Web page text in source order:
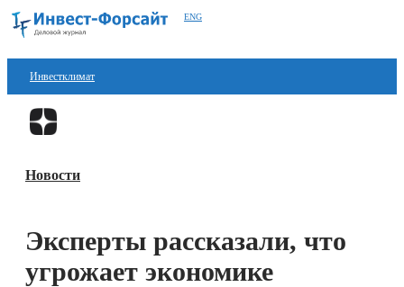
ENG
Инвестклимат
Финансы
Блокчейн
Новости
Эксперты рассказали, что
угрожает экономике